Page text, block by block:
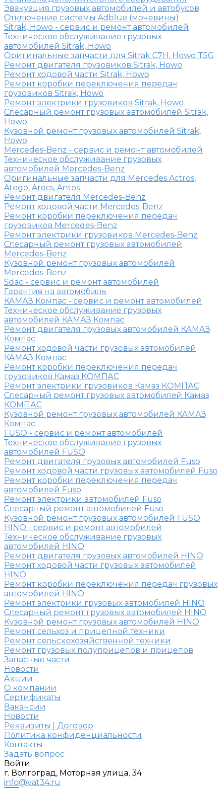
Эвакуация грузовых автомобилей и автобусов
Отключение системы Adblue (мочевины)
Sitrak, Howo - сервис и ремонт автомобилей
Техническое обслуживание грузовых
автомобилей Sitrak, Howo
Оригинальные запчасти для Sitrak C7H, Howo T5G
Ремонт двигателя грузовиков Sitrak, Howo
Ремонт ходовой части Sitrak, Howo
Ремонт коробки переключения передач
грузовиков Sitrak, Howo
Ремонт электрики грузовиков Sitrak, Howo
Слесарный ремонт грузовых автомобилей Sitrak,
Howo
Кузовной ремонт грузовых автомобилей Sitrak,
Howo
Mercedes-Benz - сервис и ремонт автомобилей
Техническое обслуживание грузовых
автомобилей Mercedes-Benz
Оригинальные запчасти для Mercedes Actros,
Atego, Arocs, Antos
Ремонт двигателя Mercedes-Benz
Ремонт ходовой части Mercedes-Benz
Ремонт коробки переключения передач
грузовиков Mercedes-Benz
Ремонт электрики грузовиков Mercedes-Benz
Слесарный ремонт грузовых автомобилей
Mercedes-Benz
Кузовной ремонт грузовых автомобилей
Mercedes-Benz
Sdac - сервис и ремонт автомобилей
Гарантия на автомобиль
КАМАЗ Компас - сервис и ремонт автомобилей
Техническое обслуживание грузовых
автомобилей КАМАЗ Компас
Ремонт двигателя грузовых автомобилей КАМАЗ
Компас
Ремонт ходовой части грузовых автомобилей
КАМАЗ Компас
Ремонт коробки переключения передач
грузовиков Камаз КОМПАС
Ремонт электрики грузовиков Камаз КОМПАС
Слесарный ремонт грузовых автомобилей Камаз
КОМПАС
Кузовной ремонт грузовых автомобилей КАМАЗ
Компас
FUSO - сервис и ремонт автомобилей
Техническое обслуживание грузовых
автомобилей FUSO
Ремонт двигателя грузовых автомобилей Fuso
Ремонт ходовой части грузовых автомобилей Fuso
Ремонт коробки переключения передач
автомобилей Fuso
Ремонт электрики автомобилей Fuso
Слесарный ремонт автомобилей Fuso
Кузовной ремонт грузовых автомобилей FUSO
HINO - сервис и ремонт автомобилей
Техническое обслуживание грузовых
автомобилей HINO
Ремонт двигателя грузовых автомобилей HINO
Ремонт ходовой части грузовых автомобилей
HINO
Ремонт коробки переключения передач грузовых
автомобилей HINO
Ремонт электрики грузовых автомобилей HINO
Слесарный ремонт грузовых автомобилей HINO
Кузовной ремонт грузовых автомобилей HINO
Ремонт сельхоз и прицепной техники
Ремонт сельскохозяйственной техники
Ремонт грузовых полуприцепов и прицепов
Запасные части
Новости
Акции
О компании
Сертификаты
Вакансии
Новости
Реквизиты | Договор
Политика конфиденциальности
Контакты
Задать вопрос
Войти
г. Волгоград, Моторная улица, 34
info@vat34.ru